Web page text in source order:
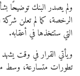
ولم يصدر البنك توضيحًا
الرخصة، كما لم تعلن
التي ستتخذها في أعقابه.
ويأتي القرار في وقت يشهد
تطورات متسارعة، وسط